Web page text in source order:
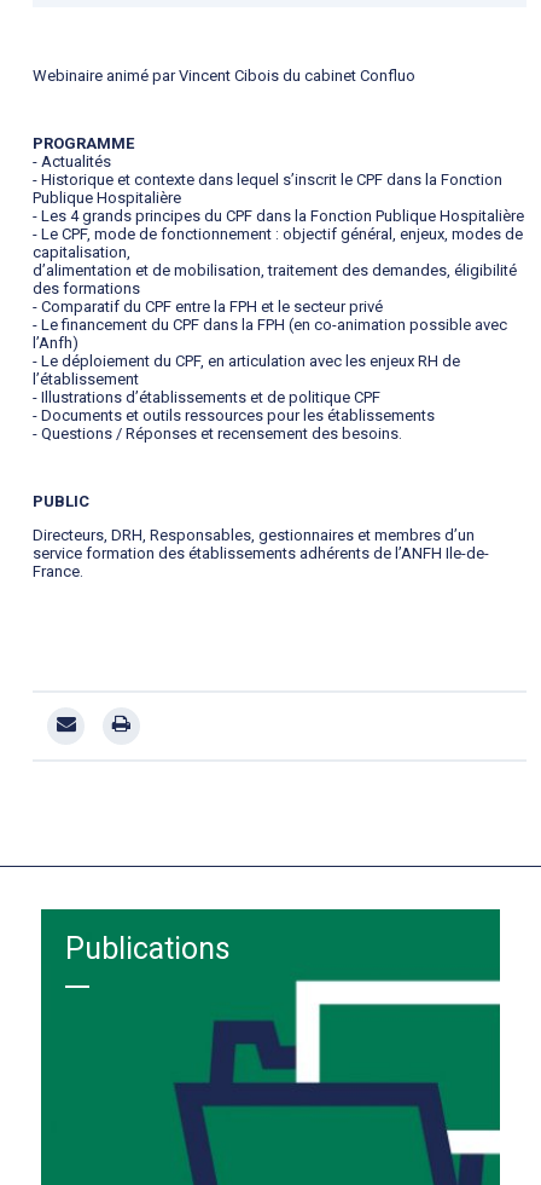
Webinaire animé par Vincent Cibois du cabinet Confluo
PROGRAMME
- Actualités
- Historique et contexte dans lequel s’inscrit le CPF dans la Fonction
Publique Hospitalière
- Les 4 grands principes du CPF dans la Fonction Publique Hospitalière
- Le CPF, mode de fonctionnement : objectif général, enjeux, modes de
capitalisation,
d’alimentation et de mobilisation, traitement des demandes, éligibilité
des formations
- Comparatif du CPF entre la FPH et le secteur privé
- Le financement du CPF dans la FPH (en co-animation possible avec
l’Anfh)
- Le déploiement du CPF, en articulation avec les enjeux RH de
l’établissement
- Illustrations d’établissements et de politique CPF
- Documents et outils ressources pour les établissements
- Questions / Réponses et recensement des besoins.
PUBLIC
Directeurs, DRH, Responsables, gestionnaires et membres d’un
service formation des établissements adhérents de l’ANFH Ile-de-
France.
Publications